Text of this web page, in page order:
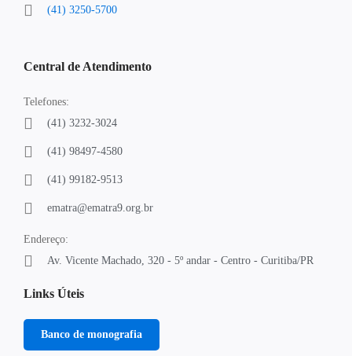
(41) 3250-5700
Central de Atendimento
Telefones:
(41) 3232-3024
(41) 98497-4580
(41) 99182-9513
ematra@ematra9.org.br
Endereço:
Av. Vicente Machado, 320 - 5º andar - Centro - Curitiba/PR
Links Úteis
Banco de monografia